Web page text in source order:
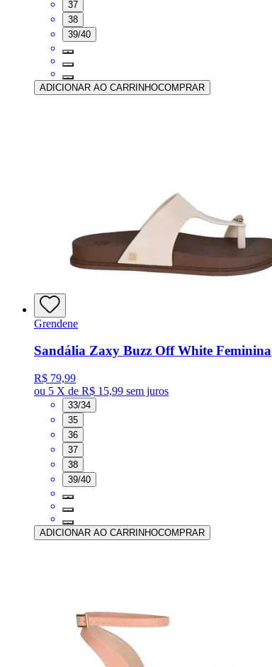
37
38
39/40
ADICIONAR AO CARRINHOCOMPRAR
Grendene
Sandália Zaxy Buzz Off White Feminina
R$ 79,99
ou 5 X de R$ 15,99 sem juros
33/34
35
36
37
38
39/40
ADICIONAR AO CARRINHOCOMPRAR